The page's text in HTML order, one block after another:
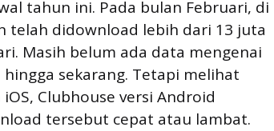
tahun ini. Pada bulan Februari, di
telah didownload lebih dari 13 juta
Masih belum ada data mengenai
sekarang. Tetapi melihat
Clubhouse versi Android
tersebut cepat atau lambat.